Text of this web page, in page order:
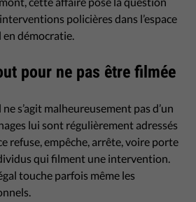
policières dans l’espace
démocratie.
pour ne pas être filmée
s’agit malheureusement pas d’un
lui sont régulièrement adressés
refuse, empêche, arrête, voire porte
qui filment une intervention.
touche parfois même les